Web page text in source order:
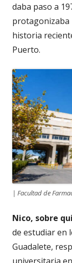
daba paso a
protagonizaba
historia
Puerto.
| Facultad de
Nico, sobre
de estudiar en
Guadalete,